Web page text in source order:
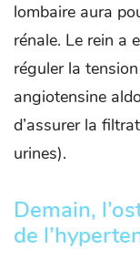
lombaire aura
rénale. Le rein a
réguler la
angiotensine
d’assurer la
urines).
Demain,
de